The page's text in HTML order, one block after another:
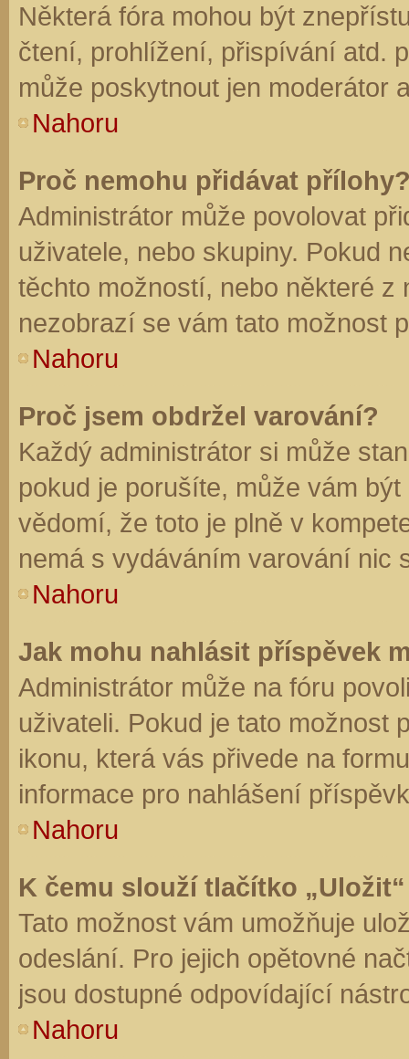
Některá fóra mohou být
čtení, prohlížení, přispívání atd.
může poskytnout jen moderátor
Nahoru
Proč nemohu přidávat
Administrátor může povolovat
uživatele, nebo skupiny. Pokud
těchto možností, nebo některé z
nezobrazí se vám tato možnost
Nahoru
Proč jsem obdržel varování?
Každý administrátor si může
pokud je porušíte, může vám
vědomí, že toto je plně v
nemá s vydáváním varování nic
Nahoru
Jak mohu nahlásit příspěvek
Administrátor může na fóru
uživateli. Pokud je tato možnost
ikonu, která vás přivede na
informace pro nahlášení
Nahoru
K čemu slouží tlačítko
Tato možnost vám umožňuje
odeslání. Pro jejich opětovné
jsou dostupné odpovídající
Nahoru